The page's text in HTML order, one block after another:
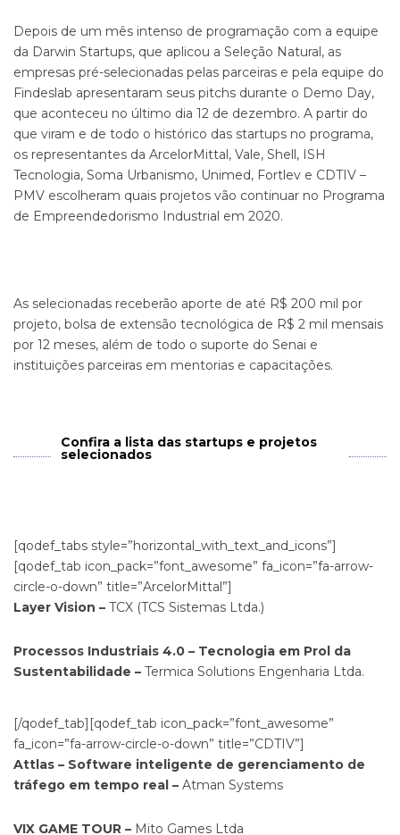
Depois de um mês intenso de programação com a equipe
da Darwin Startups, que aplicou a Seleção Natural, as
empresas pré-selecionadas pelas parceiras e pela equipe do
Findeslab apresentaram seus pitchs durante o Demo Day,
que aconteceu no último dia 12 de dezembro. A partir do
que viram e de todo o histórico das startups no programa,
os representantes da ArcelorMittal, Vale, Shell, ISH
Tecnologia, Soma Urbanismo, Unimed, Fortlev e CDTIV –
PMV escolheram quais projetos vão continuar no Programa
de Empreendedorismo Industrial em 2020.
As selecionadas receberão aporte de até R$ 200 mil por
projeto, bolsa de extensão tecnológica de R$ 2 mil mensais
por 12 meses, além de todo o suporte do Senai e
instituições parceiras em mentorias e capacitações.
Confira a lista das startups e projetos
selecionados
[qodef_tabs style=”horizontal_with_text_and_icons”]
[qodef_tab icon_pack=”font_awesome” fa_icon=”fa-arrow-
circle-o-down” title=”ArcelorMittal”]
Layer Vision – TCX (TCS Sistemas Ltda.)
Processos Industriais 4.0 – Tecnologia em Prol da
Sustentabilidade – Termica Solutions Engenharia Ltda.
[/qodef_tab][qodef_tab icon_pack=”font_awesome”
fa_icon=”fa-arrow-circle-o-down” title=”CDTIV”]
Attlas – Software inteligente de gerenciamento de
tráfego em tempo real – Atman Systems
VIX GAME TOUR – Mito Games Ltda